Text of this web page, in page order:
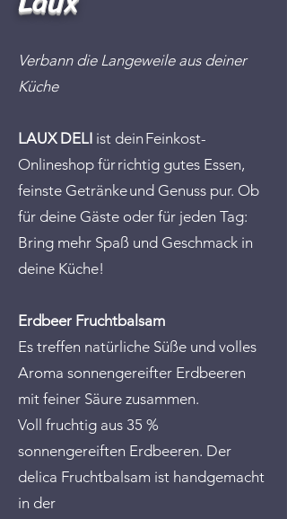
Verbann die Langeweile aus deiner
Küche
LAUX DELI ist dein Feinkost-
Onlineshop für richtig gutes Essen,
feinste Getränke und Genuss pur. Ob
für deine Gäste oder für jeden Tag:
Bring mehr Spaß und Geschmack in
deine Küche!
Erdbeer Fruchtbalsam
Es treffen natürliche Süße und volles
Aroma sonnengereifter Erdbeeren
mit feiner Säure zusammen.
Voll fruchtig aus 35 %
sonnengereiften Erdbeeren. Der
delica Fruchtbalsam ist handgemacht
in der